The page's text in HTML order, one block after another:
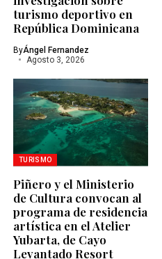
turismo deportivo en
República Dominicana
ByÁngel Fernandez
Agosto 3, 2026
TURISMO
Piñero y el Ministerio
de Cultura convocan al
programa de residencia
artística en el Atelier
Yubarta, de Cayo
Levantado Resort